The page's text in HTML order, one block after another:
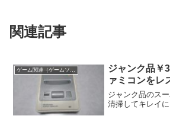
関連記事
ジャンク品￥
ァミコンをレ
ジャンク品のス
清掃してキレイに